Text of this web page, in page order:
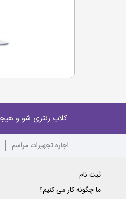
کلاب رنتری شو و
اجاره تجهیزات مراسم
ثبت نام
ما چگونه کار می کنیم؟